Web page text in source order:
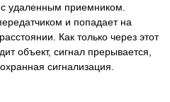
удаленным приемником.
и попадает на
Как только через этот
объект, сигнал прерывается,
сигнализация.